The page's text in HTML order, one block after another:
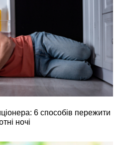
6 способів пережити
ночі